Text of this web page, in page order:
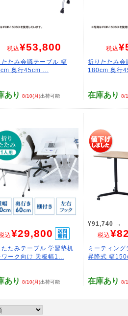
税込¥53,800
たたみ会議テーブル 幅
奥行45cm ...
あり 8/10(月)出荷可能
税込
折りたたみ会
180cm 奥行
在庫あり 8/
込¥29,800
たたみテーブル 学習塾机
ワーク向け 天板幅1...
あり 8/10(月)出荷可能
¥91,740 →
税込
ミーティン
昇降式 幅
在庫あり 8/